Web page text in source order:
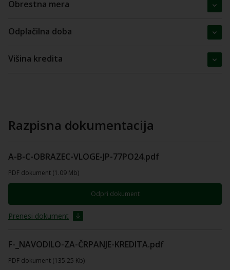
Obrestna mera
Odplačilna doba
Višina kredita
Razpisna dokumentacija
A-B-C-OBRAZEC-VLOGE-JP-77PO24.pdf
PDF dokument (1.09 Mb)
Odpri dokument
Prenesi dokument
F-_NAVODILO-ZA-ČRPANJE-KREDITA.pdf
PDF dokument (135.25 Kb)